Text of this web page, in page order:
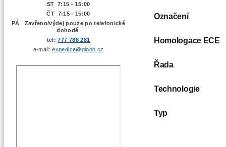
ST 7:15 - 15:00
ČT 7:15 - 15:00
PÁ Zavřeno/výdej pouze po telefonické
dohodě
tel:777 788 281
e-mail:expedice@gloob.cz
Označení
Homologace ECE
Řada
Technologie
Typ